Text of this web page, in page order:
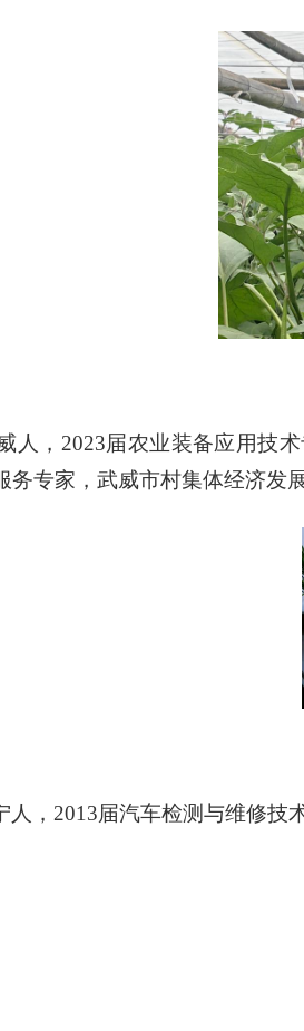
人，2023届农业装备应用技
专家，武威市村集体经济发
， 2013届汽车检测与维修技